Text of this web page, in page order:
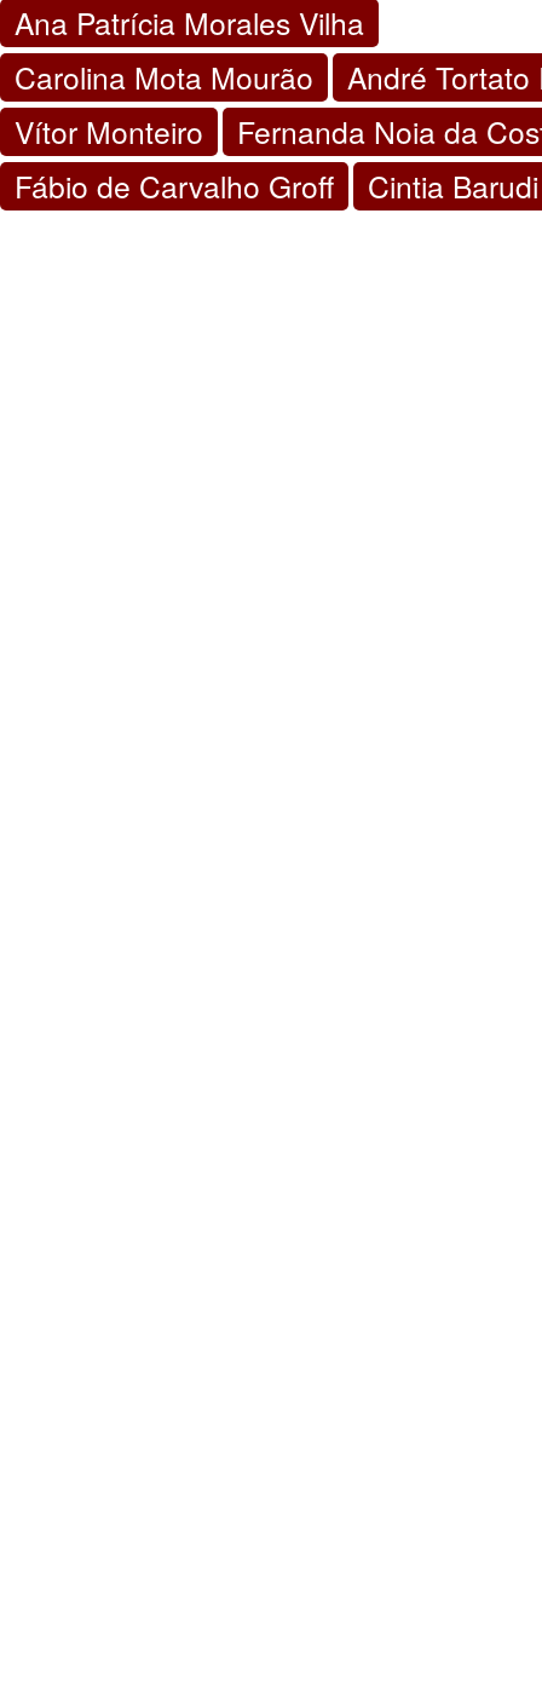
Ana Patrícia Morales Vilha
Carolina Mota Mourão
André Tortato
Vítor Monteiro
Fernanda Noia da
Fábio de Carvalho Groff
Cintia